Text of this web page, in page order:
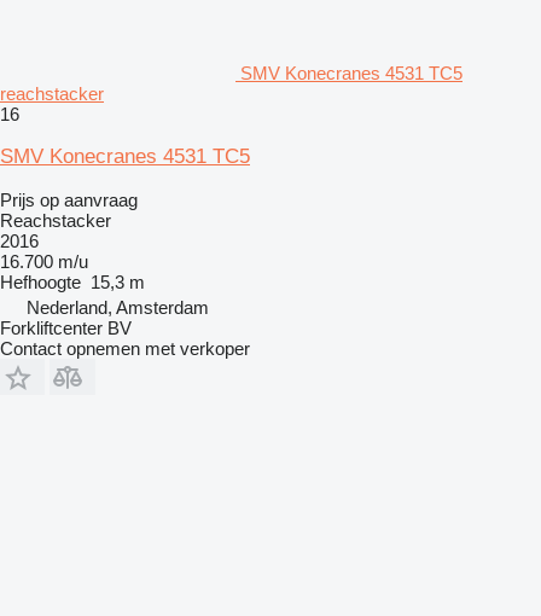
SMV Konecranes 4531 TC5
reachstacker
16
SMV Konecranes 4531 TC5
Prijs op aanvraag
Reachstacker
2016
16.700 m/u
Hefhoogte 15,3 m
Nederland, Amsterdam
Forkliftcenter BV
Contact opnemen met verkoper